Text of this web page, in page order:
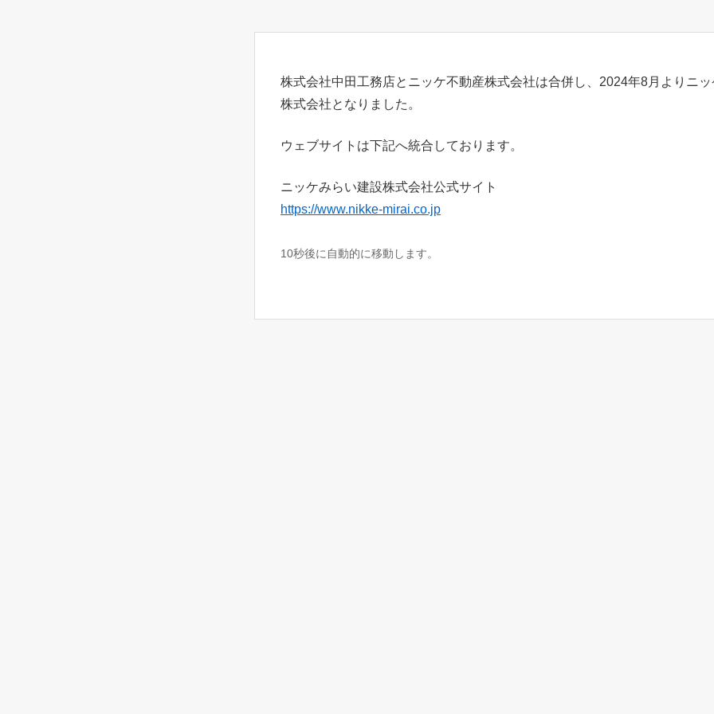
株式会社中田工務店とニッケ不動産株式会社は合併し、2024年8月よりニ
株式会社となりました。
ウェブサイトは下記へ統合しております。
ニッケみらい建設株式会社公式サイト
https://www.nikke-mirai.co.jp
10秒後に自動的に移動します。